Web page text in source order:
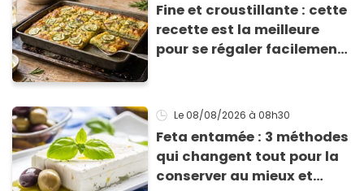
Fine et croustillante : cette
recette est la meilleure
pour se régaler facilement
Le 08/08/2026 à 08h30
Feta entamée : 3 méthodes
qui changent tout pour la
conserver au mieux et